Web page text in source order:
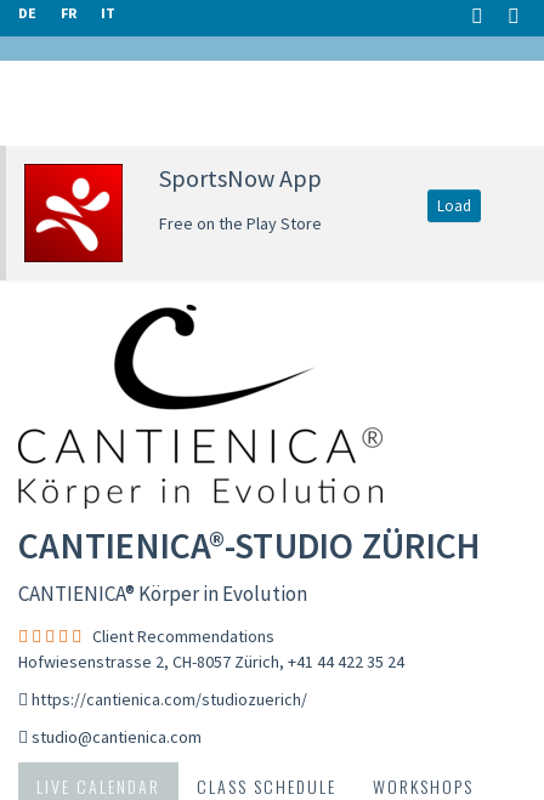
DE FR IT
SportsNow App
Free on the Play Store
Load
CANTIENICA®-STUDIO ZÜRICH
CANTIENICA® Körper in Evolution
Client Recommendations
Hofwiesenstrasse 2, CH-8057 Zürich, +41 44 422 35 24
https://cantienica.com/studiozuerich/
studio@cantienica.com
LIVE CALENDAR CLASS SCHEDULE
WORKSHOPS